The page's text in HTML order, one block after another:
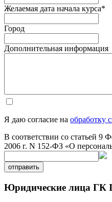
Желаемая дата начала курса*
Город
Дополнительная информация
Я даю согласие на обработку
В соответствии со статьей 9
2006 г. N 152-ФЗ «О
отправить
Юридические лица ГК